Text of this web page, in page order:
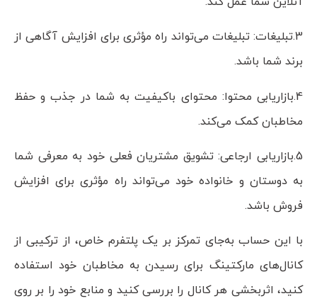
3.تبلیغات: تبلیغات می‌تواند راه مؤثری برای افزایش آگاهی از
برند شما باشد.
4.بازاریابی محتوا: محتوای باکیفیت به شما در جذب و حفظ
مخاطبان کمک می‌کند.
5.بازاریابی ارجاعی: تشویق مشتریان فعلی خود به معرفی شما
به دوستان و خانواده خود می‌تواند راه مؤثری برای افزایش
فروش باشد.
با این حساب به‌جای تمرکز بر یک پلتفرم خاص، از ترکیبی از
کانال‌های مارکتینگ برای رسیدن به مخاطبان خود استفاده
کنید، اثربخشی هر کانال را بررسی کنید و منابع خود را بر روی